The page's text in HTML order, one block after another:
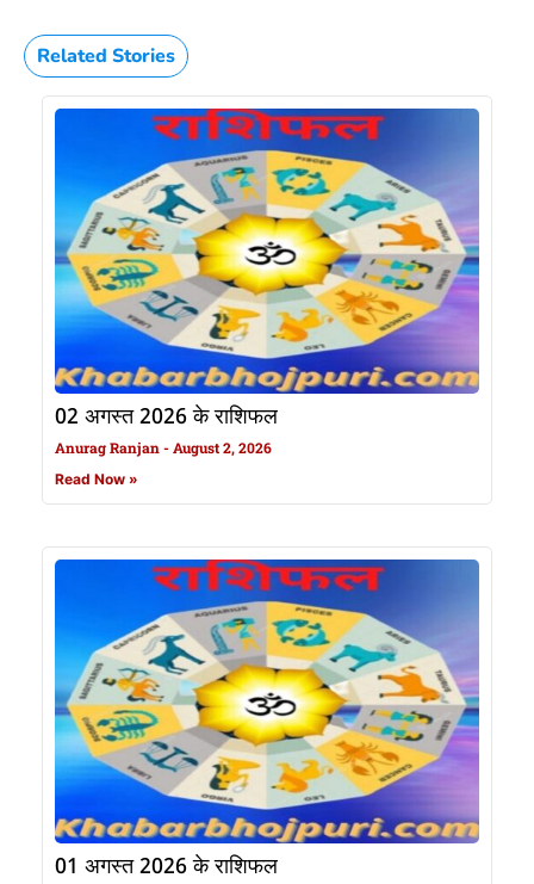
Related Stories
02 अगस्त 2026 के राशिफल
Anurag Ranjan August 2, 2026
Read Now »
01 अगस्त 2026 के राशिफल